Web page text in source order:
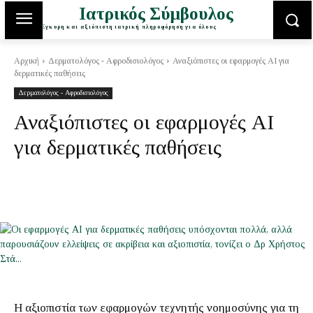
Ιατρικός Σύμβουλος
Έγκυρη και αξιόπιστη ιατρική πληροφόρηση για όλους
Αρχική Δερματολόγος - Αφροδισιολόγος
Αναξιόπιστες οι εφαρμογές AI για
δερματικές παθήσεις
Δερματολόγος - Αφροδισιολόγος
Αναξιόπιστες οι εφαρμογές AI
για δερματικές παθήσεις
Η αξιοπιστία των εφαρμογών τεχνητής νοημοσύνης για τη